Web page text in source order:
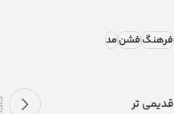
فرهنگفشنمد
قدیمی تر